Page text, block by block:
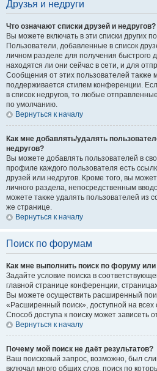
Друзья и недруги
Что означают списки друзей и недругов?
Вы можете включать в эти списки других
Пользователи, добавленные в список
личном разделе для получения быстрого
находятся ли они сейчас в сети, и для
Сообщения от этих пользователей также
поддерживается стилем конференции.
в список недругов, то любые
по умолчанию.
Вернуться к началу
Как мне добавлять/удалять
недругов?
Вы можете добавлять пользователей в
профиле каждого пользователя есть
друзей или недругов. Кроме того, вы
личного раздела, непосредственным
можете также удалять пользователей из
же странице.
Вернуться к началу
Поиск по форумам
Как мне выполнить поиск по форуму
Задайте условие поиска в
главной странице конференции,
Вы можете осуществить расширенный
«Расширенный поиск», доступной на
Способ доступа к поиску может зависеть
Вернуться к началу
Почему мой поиск не даёт результатов?
Ваш поисковый запрос, возможно, был
включал много общих слов, поиск по